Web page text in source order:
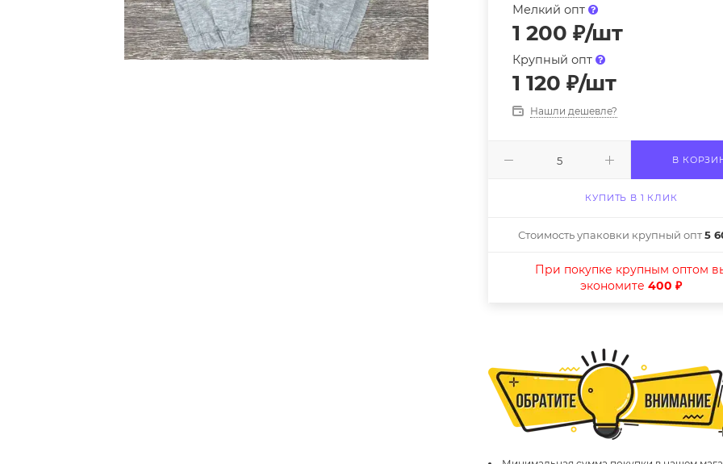
Мелкий опт
1 200 ₽/шт
Крупный опт
1 120 ₽/шт
Нашли дешевле?
В
КУПИТЬ В 1 КЛИК
Стоимость упаковки крупный опт5
При покупке крупным оптом
экономите400 ₽